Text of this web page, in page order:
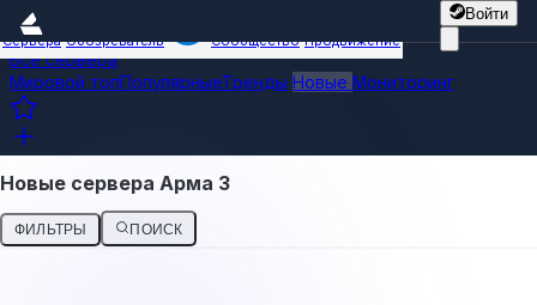
Войти
Сервера Обозреватель Сообщество Продвижение
Все сервера
Мировой топПопулярныеТренды Новые Мониторинг
Новые сервера Арма 3
ФИЛЬТРЫ ПОИСК